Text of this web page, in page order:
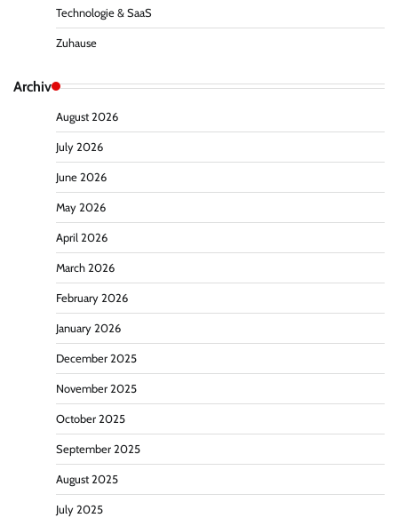
Technologie & SaaS
Zuhause
Archiv
August 2026
July 2026
June 2026
May 2026
April 2026
March 2026
February 2026
January 2026
December 2025
November 2025
October 2025
September 2025
August 2025
July 2025